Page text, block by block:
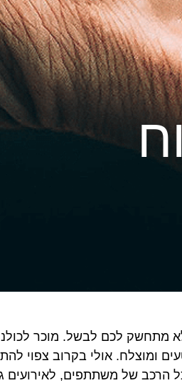
מתחשק לכם לבשל. מוכר
ומוצלח. אולי בקרוב צפוי
הרכב של משתתפים, לאירועים